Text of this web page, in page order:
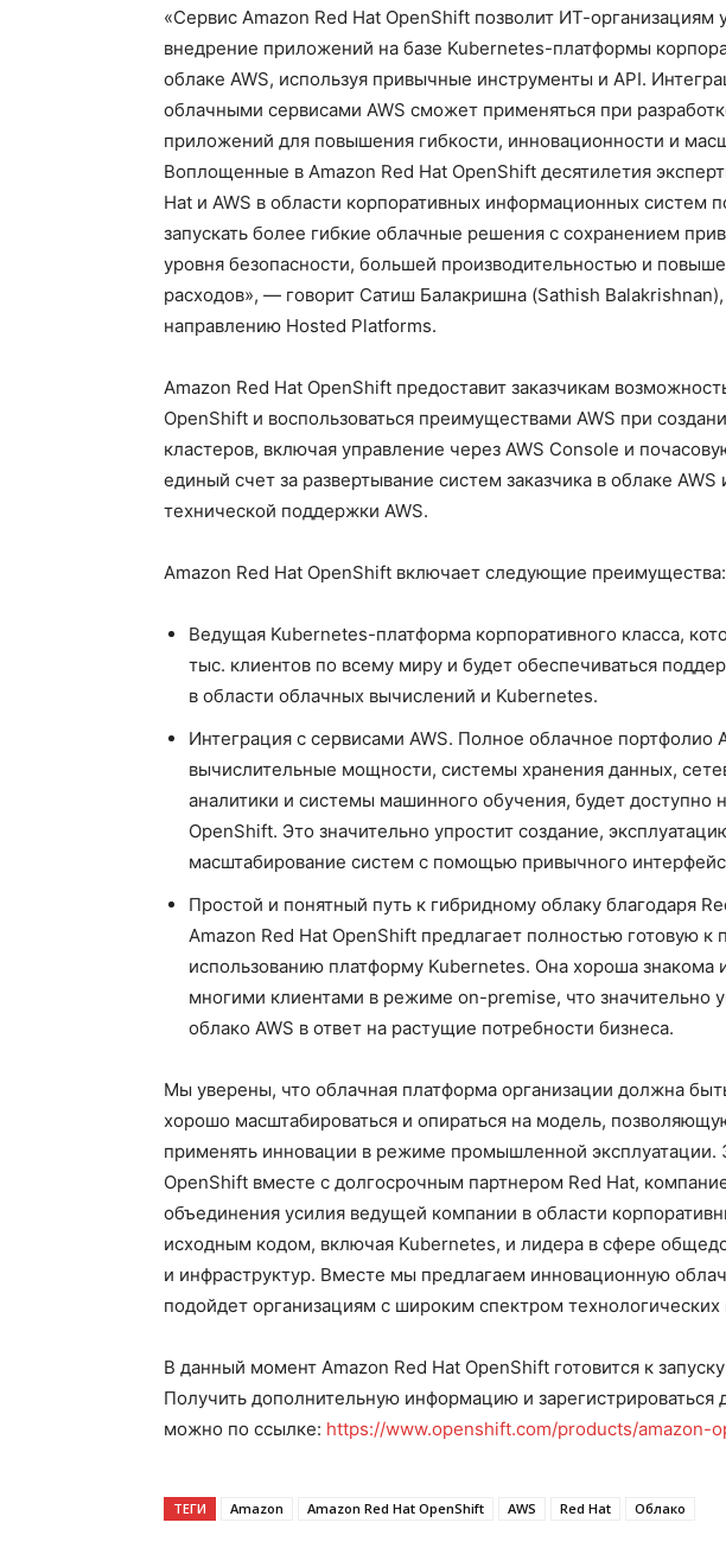
«Сервис Amazon Red Hat OpenShift позволит ИТ-организациям
внедрение приложений на базе Kubernetes-платформы
облаке AWS, используя привычные инструменты и API.
облачными сервисами AWS сможет применяться при
приложений для повышения гибкости, инновационности и
Воплощенные в Amazon Red Hat OpenShift десятилетия
Hat и AWS в области корпоративных информационных систем
запускать более гибкие облачные решения с сохранением
уровня безопасности, большей производительностью и
расходов», — говорит Сатиш Балакришна (Sathish
направлению Hosted Platforms.
Amazon Red Hat OpenShift предоставит заказчикам
OpenShift и воспользоваться преимуществами AWS при
кластеров, включая управление через AWS Console и
единый счет за развертывание систем заказчика в облаке
технической поддержки AWS.
Amazon Red Hat OpenShift включает следующие преимущества:
Ведущая Kubernetes-платформа корпоративного класса,
тыс. клиентов по всему миру и будет обеспечиваться
в области облачных вычислений и Kubernetes.
Интеграция с сервисами AWS. Полное облачное портфолио
вычислительные мощности, системы хранения данных,
аналитики и системы машинного обучения, будет доступно
OpenShift. Это значительно упростит создание,
масштабирование систем с помощью привычного
Простой и понятный путь к гибридному облаку благодаря
Amazon Red Hat OpenShift предлагает полностью готовую
использованию платформу Kubernetes. Она хороша знакома
многими клиентами в режиме on-premise, что значительно
облако AWS в ответ на растущие потребности бизнеса.
Мы уверены, что облачная платформа организации должна
хорошо масштабироваться и опираться на модель,
применять инновации в режиме промышленной эксплуатации.
OpenShift вместе с долгосрочным партнером Red Hat,
объединения усилия ведущей компании в области
исходным кодом, включая Kubernetes, и лидера в сфере
и инфраструктур. Вместе мы предлагаем инновационную
подойдет организациям с широким спектром технологических
В данный момент Amazon Red Hat OpenShift готовится к
Получить дополнительную информацию и зарегистрироваться
можно по ссылке: https://www.openshift.com/products/amazon-
ТЕГИ Amazon Amazon Red Hat OpenShift AWS Red Hat Облако